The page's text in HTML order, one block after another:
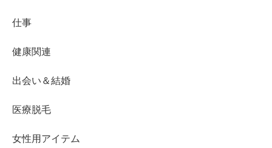
仕事
健康関連
出会い＆結婚
医療脱毛
女性用アイテム